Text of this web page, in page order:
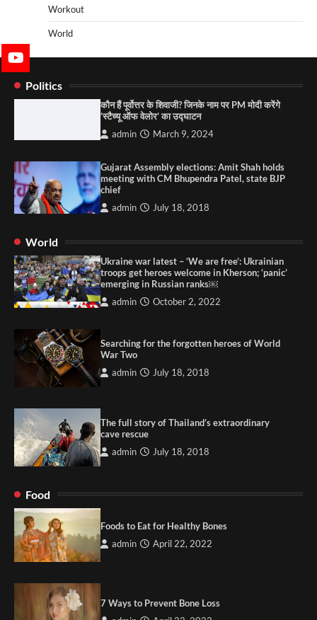
Workout
World
Politics
कौन हैं पूर्वोत्तर के शिवाजी? जिनके नाम पर PM मोदी करेंगे
‘स्टैच्यू ऑफ वेलोर’ का उद्घाटन
admin March 9, 2024
Gujarat Assembly elections: Amit Shah holds
meeting with CM Bhupendra Patel, state BJP
chief
admin July 18, 2018
World
Ukraine war latest – ‘We are free’: Ukrainian
troops get heroes welcome in Kherson; ‘panic’
emerging in Russian ranks￼
admin October 2, 2022
Searching for the forgotten heroes of World
War Two
admin July 18, 2018
The full story of Thailand’s extraordinary
cave rescue
admin July 18, 2018
Food
Foods to Eat for Healthy Bones
admin April 22, 2022
7 Ways to Prevent Bone Loss